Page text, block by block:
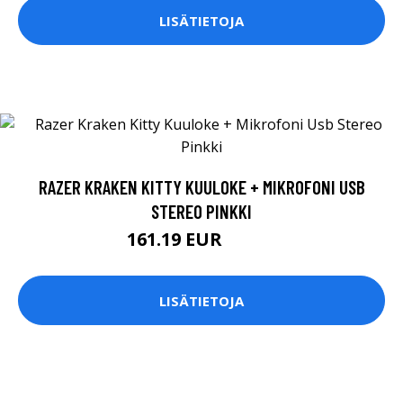
LISÄTIETOJA
RAZER KRAKEN KITTY KUULOKE + MIKROFONI USB
STEREO PINKKI
161.19 EUR
LISÄTIETOJA